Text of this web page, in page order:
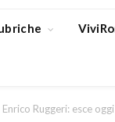
Enrico Ruggeri: esce